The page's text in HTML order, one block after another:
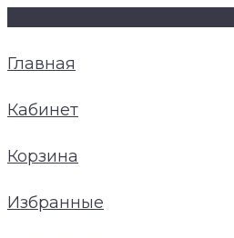
Главная
Кабинет
Корзина
Избранные